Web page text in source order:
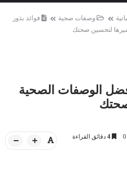
وصفات صحية
فوائد بذور
لتحسين صحتك
الوصفات الصحية
0
4 دقائق القراءة